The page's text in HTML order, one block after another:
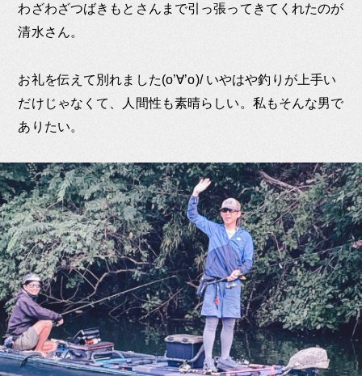
わざわざつばきもとさんまで引っ張ってきてくれたのが
清水さん。
お礼を伝えて別れました(o’∀’o)/ いやはや釣りが上手い
だけじゃなくて、人間性も素晴らしい。私もそんな男で
ありたい。